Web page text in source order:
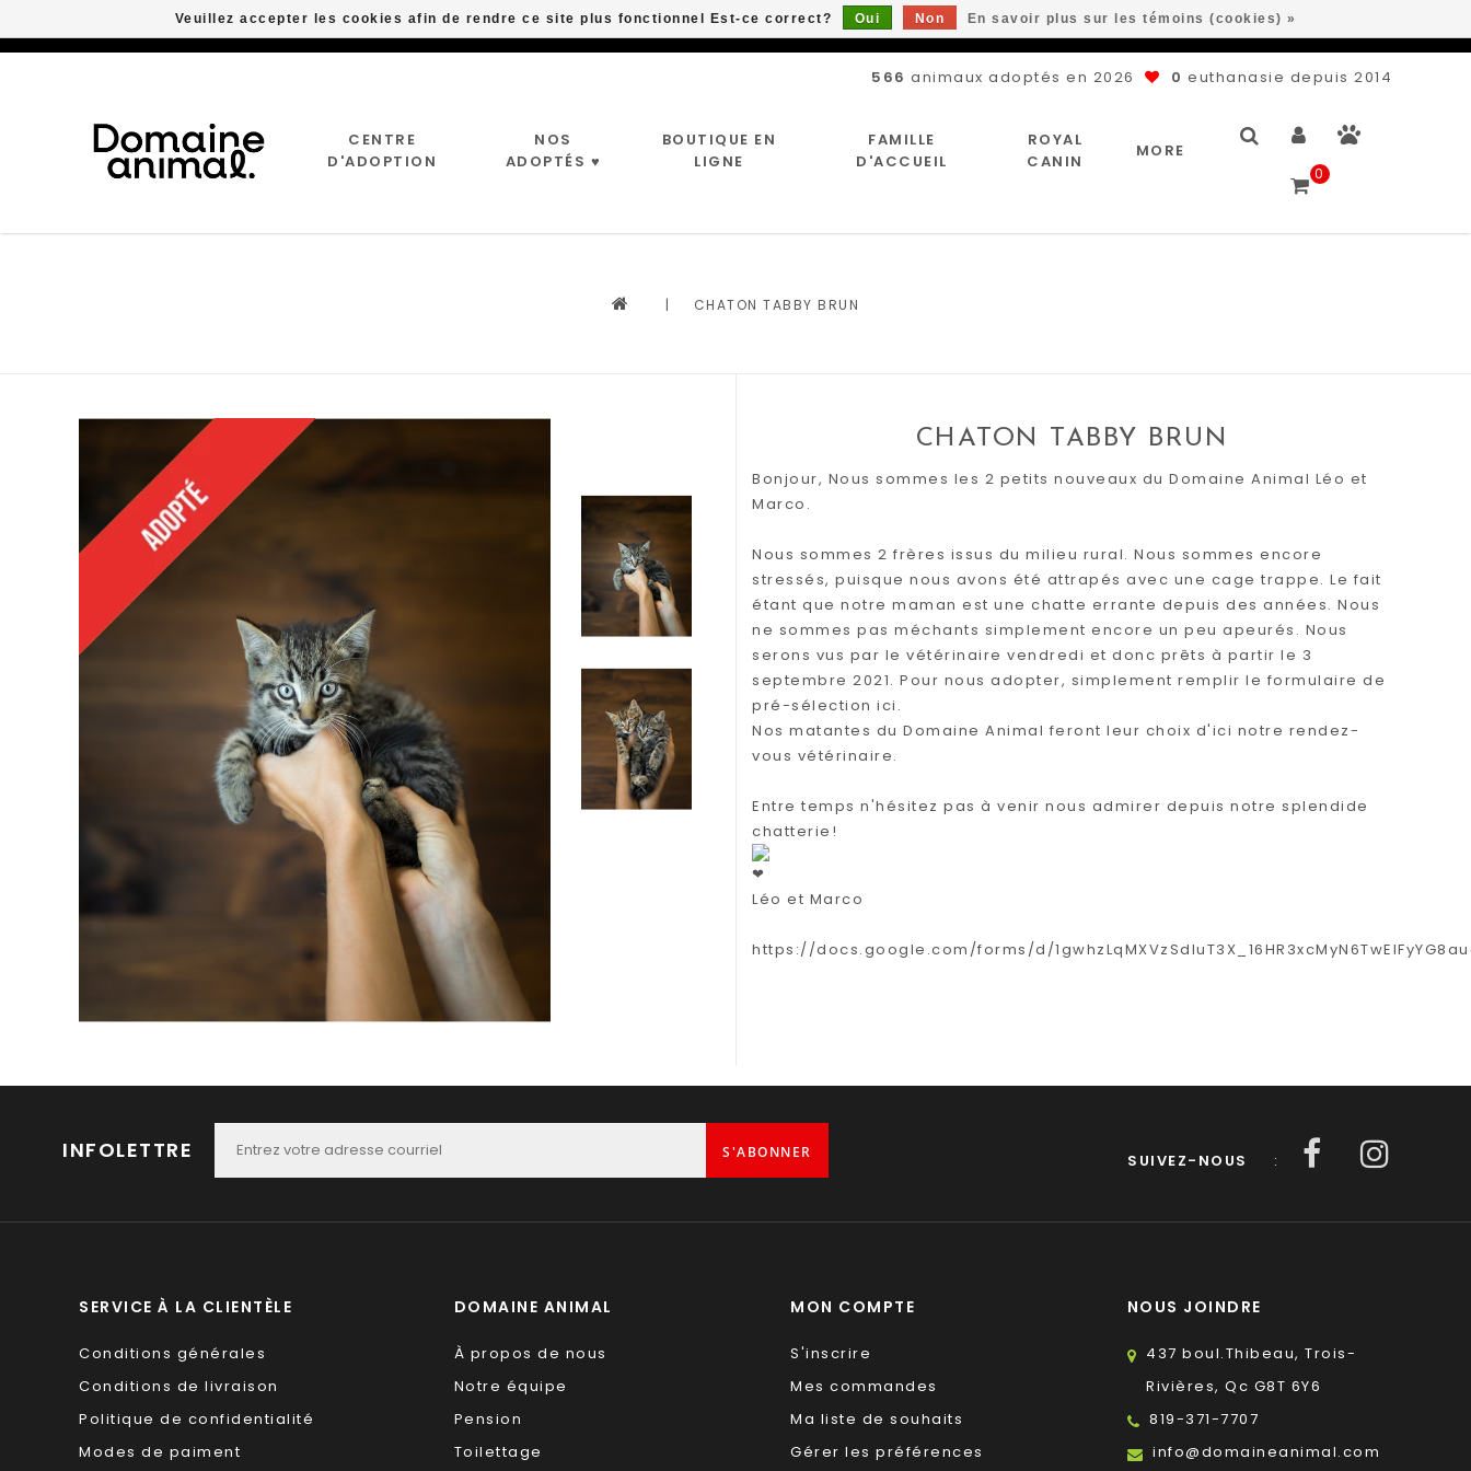
566 animaux adoptés en 2026 0 euthanasie depuis 2014
CENTRE
D'ADOPTION
NOS
ADOPTÉS ♥
BOUTIQUE EN
LIGNE
FAMILLE
D'ACCUEIL
ROYAL
CANIN
MORE
0
| CHATON TABBY BRUN
CHATON TABBY BRUN
Bonjour, Nous sommes les 2 petits nouveaux du Domaine Animal Léo et
Marco.
Nous sommes 2 frères issus du milieu rural. Nous sommes encore
stressés, puisque nous avons été attrapés avec une cage trappe. Le fait
étant que notre maman est une chatte errante depuis des années. Nous
ne sommes pas méchants simplement encore un peu apeurés. Nous
serons vus par le vétérinaire vendredi et donc prêts à partir le 3
septembre 2021. Pour nous adopter, simplement remplir le formulaire de
pré-sélection ici.
Nos matantes du Domaine Animal feront leur choix d'ici notre rendez-
vous vétérinaire.
Entre temps n'hésitez pas à venir nous admirer depuis notre splendide
chatterie!
Léo et Marco
https://docs.google.com/forms/d/
INFOLETTRE S'ABONNER SUIVEZ-NOUS :
SERVICE À LA CLIENTÈLE
Conditions générales
Conditions de livraison
Politique de confidentialité
Modes de paiment
DOMAINE ANIMAL
À propos de nous
Notre équipe
Pension
Toilettage
MON COMPTE
S'inscrire
Mes commandes
Ma liste de souhaits
Gérer les préférences
NOUS JOINDRE
437 boul.Thibeau, Trois-
Rivières, Qc G8T 6Y6
819-371-7707
info@domaineanimal.com
Veuillez accepter les cookies afin de rendre ce site plus fonctionnel Est-ce correct? Oui Non En savoir plus sur les témoins (cookies) »
Livraison gratuite à partir de 89$*